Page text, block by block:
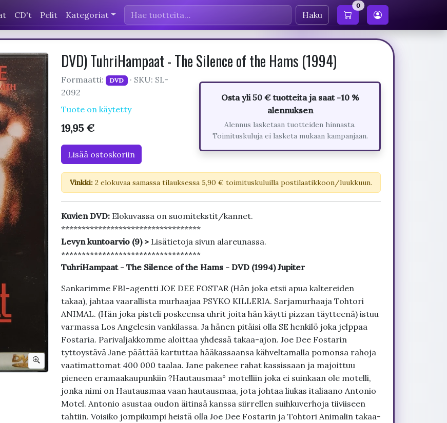
CD't Pelit Kategoriat Haku
0
DVD) TuhriHampaat - The Silence of the Hams (1994)
Formaatti: DVD
· SKU: SL-
2092
Tuote on käytetty
19,95 €
Lisää ostoskoriin
Osta yli 50 € tuotteita ja saat -10 %
alennuksen
Alennus lasketaan tuotteiden hinnasta.
Toimituskuluja ei lasketa mukaan kampanjaan.
Vinkki:2 elokuvaa samassa tilauksessa 5,90 € toimituskuluilla postilaatikkoon/luukkuun.
Kuvien DVD: Elokuvassa on suomitekstit/kannet.
**********************************
Levyn kuntoarvio (9) > Lisätietoja sivun alareunassa.
**********************************
TuhriHampaat - The Silence of the Hams - DVD (1994) Jupiter
Sankarimme FBI-agentti JOE DEE FOSTAR (Hän joka etsii apua kaltereiden
takaa), jahtaa vaarallista murhaajaa PSYKO KILLERIA. Sarjamurhaaja Tohtori
ANIMAL. (Hän joka pisteli poskeensa uhrit joita hän käytti pizzan täytteenä) istuu
varmassa Los Angelesin vankilassa. Ja hänen pitäisi olla SE henkilö joka jelppaa
Fostaria. Parivaljakkomme aloittaa yhdessä takaa-ajon. Joe Dee Fostarin
tyttoystävä Jane päättää kartuttaa hääkassaansa kähveltamalla pomonsa rahoja
vaatimattomat 400 000 taalaa. Jane pakenee rahat kassissaan ja majoittuu
pieneen eramaakaupunkiin ?Hautausmaa° motelliin joka ei suinkaan ole motelli,
jonka nimi on Hautausmaa vaan hautausmaa, jota johtaa liukas italiaano Antonio
Motel. Antonio asustaa oudon äitinsä kanssa siirrellen suihkuverhoja tiiviiseen
tahtiin. Voisiko jompikumpi heistä olla Joe Dee Fostarin ja Tohtori Animalin takaa-